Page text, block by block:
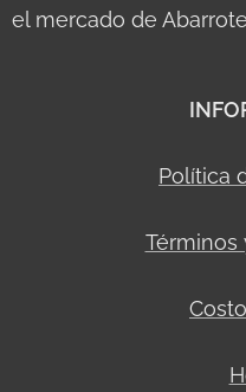
el mercado de
Política
Términos